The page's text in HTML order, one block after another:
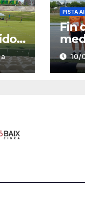
PISTA
Fin
y
10/